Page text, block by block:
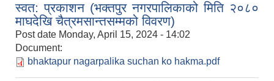
स्वत: प्रकाशन (भक्तपुर नगरपालिकाको मिति २०८०
माघदेखि चैत्रमसान्तसम्मको विवरण)
Post date Monday, April 15, 2024 - 14:02
Document:
bhaktapur nagarpalika suchan ko hakma.pdf